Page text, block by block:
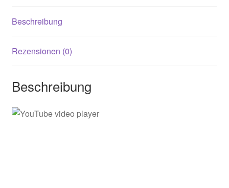
Beschreibung
Rezensionen (0)
Beschreibung